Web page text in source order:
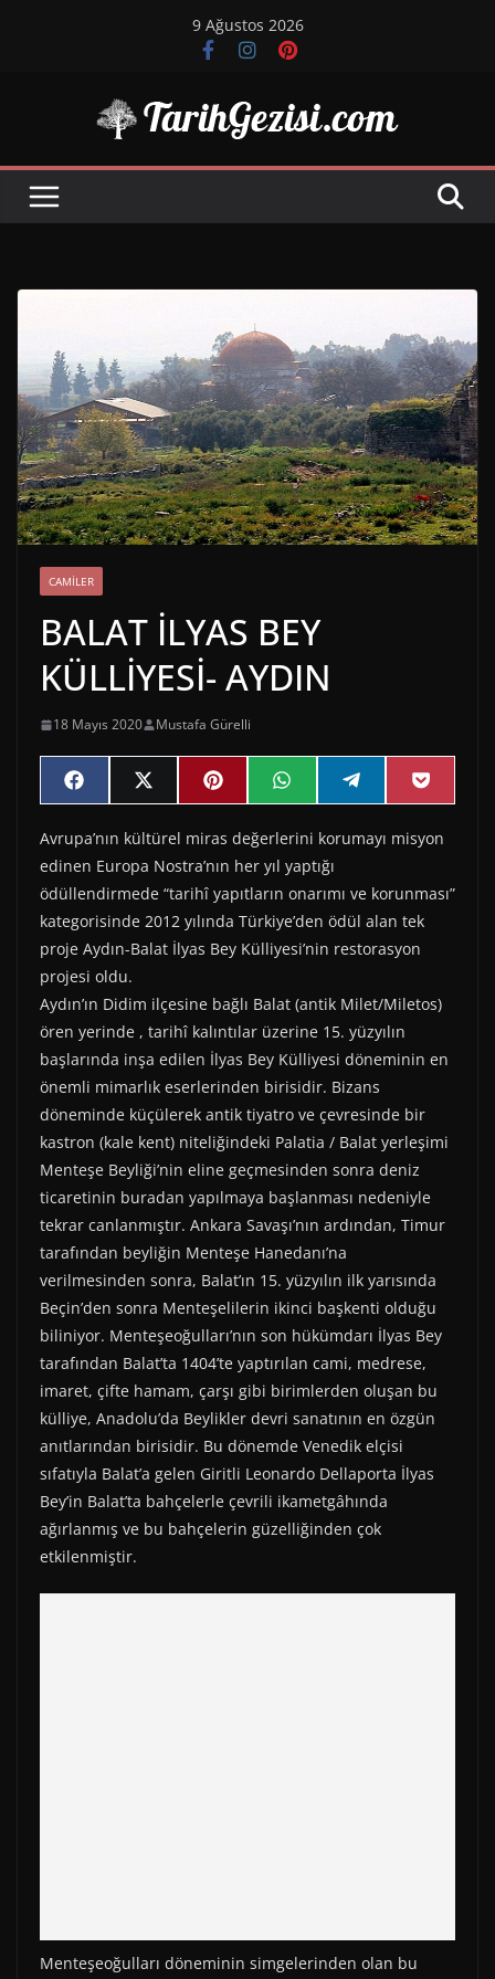
9 Ağustos 2026
CAMILER
BALAT İLYAS BEY
KÜLLİYESİ- AYDIN
18 Mayıs 2020 Mustafa Gürelli
Share
on
F
a
e
b
o
o
k
Share
on
X
(
w
i
t
t
e
r
)
Share
on
P
i
t
e
r
e
s
t
Share
on
W
h
t
s
A
p
p
Share
on
e
e
a
m
Share
on
P
o
k
Avrupa’nın kültürel miras değerlerini korumayı misyon
edinen Europa Nostra’nın her yıl yaptığı
ödüllendirmede “tarihî yapıtların onarımı ve korunması”
kategorisinde 2012 yılında Türkiye’den ödül alan tek
proje Aydın-Balat İlyas Bey Külliyesi’nin restorasyon
projesi oldu.
Aydın’ın Didim ilçesine bağlı Balat (antik Milet/Miletos)
ören yerinde , tarihî kalıntılar üzerine 15. yüzyılın
başlarında inşa edilen İlyas Bey Külliyesi döneminin en
önemli mimarlık eserlerinden birisidir. Bizans
döneminde küçülerek antik tiyatro ve çevresinde bir
kastron (kale kent) niteliğindeki Palatia / Balat yerleşimi
Menteşe Beyliği’nin eline geçmesinden sonra deniz
ticaretinin buradan yapılmaya başlanması nedeniyle
tekrar canlanmıştır. Ankara Savaşı’nın ardından, Timur
tarafından beyliğin Menteşe Hanedanı’na
verilmesinden sonra, Balat’ın 15. yüzyılın ilk yarısında
Beçin’den sonra Menteşelilerin ikinci başkenti olduğu
biliniyor. Menteşeoğulları’nın son hükümdarı İlyas Bey
tarafından Balat’ta 1404’te yaptırılan cami, medrese,
imaret, çifte hamam, çarşı gibi birimlerden oluşan bu
külliye, Anadolu’da Beylikler devri sanatının en özgün
anıtlarından birisidir. Bu dönemde Venedik elçisi
sıfatıyla Balat’a gelen Giritli Leonardo Dellaporta İlyas
Bey’in Balat’ta bahçelerle çevrili ikametgâhında
ağırlanmış ve bu bahçelerin güzelliğinden çok
etkilenmiştir.
Menteşeoğulları döneminin simgelerinden olan bu